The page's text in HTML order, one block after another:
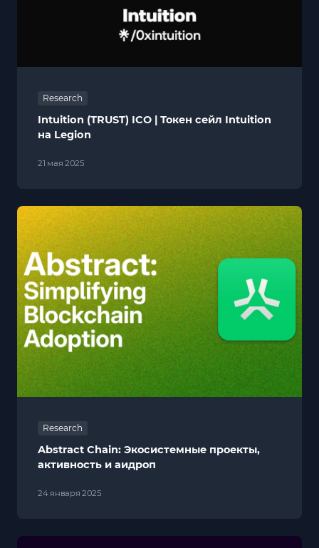
Research
21 мая 2025
Intuition (TRUST) ICO | Токен сейл Intuition
на Legion
Research
24 января 2025
Abstract Chain: Экосистемные проекты,
активность и аидроп